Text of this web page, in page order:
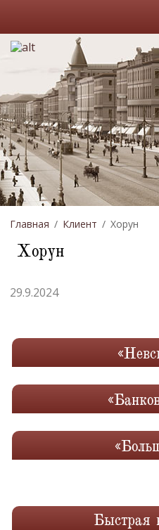
Главная Клиент Хорун
Хорун
29.9.2024
Быстрая